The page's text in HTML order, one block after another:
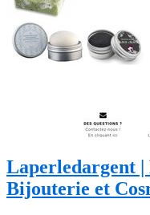
Laper­le­dar­gent |
Bijouterie et